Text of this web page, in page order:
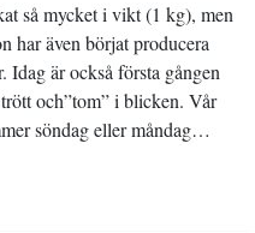
så mycket i vikt (1 kg), men
har även börjat producera
är också första gången
och”tom” i blicken. Vår
söndag eller måndag…